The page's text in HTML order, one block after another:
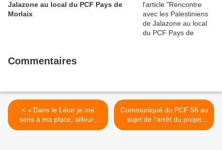
Jalazone au local du PCF Pays de
Morlaix
Commentaires
< « Dans le Léon je me
sens à ma place, ailleurs
c’est le danger » (Ouest-
Communiqué du PCF 56 au
sujet de l'arrêt du projet
d'aéroport à Notre-Dame-